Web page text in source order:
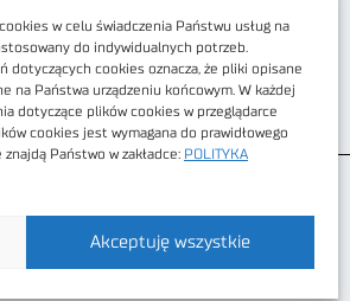
w celu świadczenia Państwu usług na
do indywidualnych potrzeb.
dotyczących cookies oznacza, że pliki opisane
na Państwa urządzeniu końcowym. W każdej
dotyczące plików cookies w przeglądarce
cookies jest wymagana do prawidłowego
Państwo w zakładce: POLITYKA
Akceptuję wszystkie